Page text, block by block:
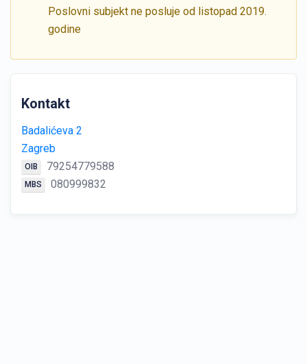
Poslovni subjekt ne posluje od listopad 2019.
godine
Kontakt
Badalićeva 2
Zagreb
OIB 79254779588
MBS 080999832